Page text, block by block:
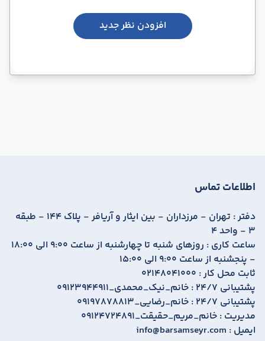
افزودن نظر جدید
اطلاعات تماس
دفتر :
تهران - مرزداران - بین ایثار و آریافر - پلاک 144 - طبقه
3 - واحد 4
ساعت کاری :
روزهای شنبه تا چهارشنبه از ساعت 9:00 الی 18:00
- پنجشنبه از ساعت 9:00 الی 15:00
ثابت محل کار : 02148041000
پشتیبانی 24/7 :
09123944911_خانم_نیک_محمدی
پشتیبانی 24/7 :
09197878813_خانم_رضایی
مدیریت : 09124724891_خانم_مریم_حقیقت
ایمیل : info@barsamseyr.com